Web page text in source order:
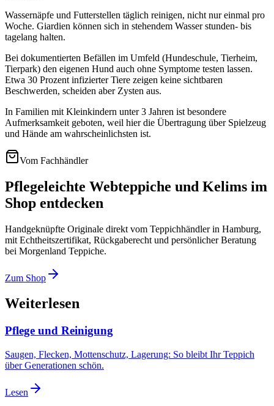
Wassernäpfe und Futterstellen täglich reinigen, nicht nur einmal pro
Woche. Giardien können sich in stehendem Wasser stunden- bis
tagelang halten.
Bei dokumentierten Befällen im Umfeld (Hundeschule, Tierheim,
Tierpark) den eigenen Hund auch ohne Symptome testen lassen.
Etwa 30 Prozent infizierter Tiere zeigen keine sichtbaren
Beschwerden, scheiden aber Zysten aus.
In Familien mit Kleinkindern unter 3 Jahren ist besondere
Aufmerksamkeit geboten, weil hier die Übertragung über Spielzeug
und Hände am wahrscheinlichsten ist.
Vom Fachhändler
Pflegeleichte Webteppiche und Kelims im
Shop entdecken
Handgeknüpfte Originale direkt vom Teppichhändler in Hamburg,
mit Echtheitszertifikat, Rückgaberecht und persönlicher Beratung
bei Morgenland Teppiche.
Zum Shop
Weiterlesen
Pflege und Reinigung
Saugen, Flecken, Mottenschutz, Lagerung: So bleibt Ihr Teppich
über Generationen schön.
Lesen